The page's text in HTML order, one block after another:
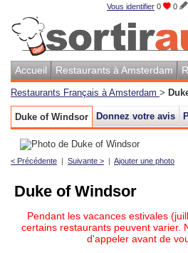
Vous identifier 0 0
Accueil Restaurants à Amsterdam
Restaurants Français à Amsterdam >
Duke of Windsor Donnez votre avis
< Précédente | Suivante > | Ajouter une photo
Duke of Windsor
Pendant les vacances estivales
certains restaurants peuvent varier.
d'appeler avant de